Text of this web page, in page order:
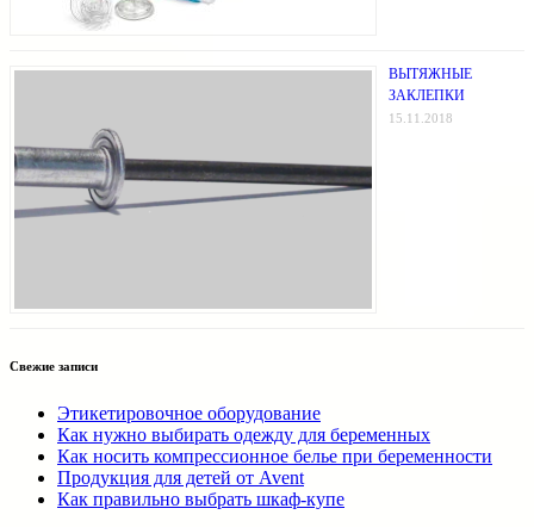
ВЫТЯЖНЫЕ
ЗАКЛЕПКИ
15.11.2018
Свежие записи
Этикетировочное оборудование
Как нужно выбирать одежду для беременных
Как носить компрессионное белье при беременности
Продукция для детей от Avent
Как правильно выбрать шкаф-купе